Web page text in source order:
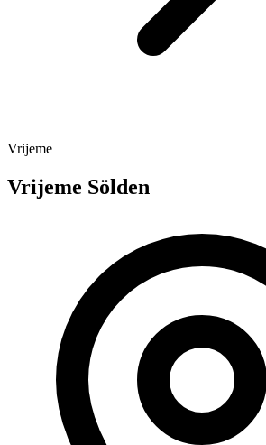
Vrijeme
Vrijeme Sölden